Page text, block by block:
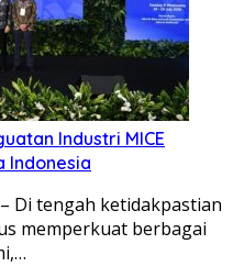
Industri MICE
Indonesia
– Di tengah ketidakpastian
memperkuat berbagai